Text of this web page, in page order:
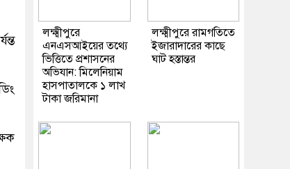
লক্ষ্মীপুরে
এনএসআইয়ের তথ্যে
ভিত্তিতে প্রশাসনের
অভিযান: মিলেনিয়াম
হাসপাতালকে ১ লাখ
টাকা জরিমানা
লক্ষ্মীপুরে রামগতিতে
ইজারাদারের কাছে
ঘাট হস্তান্তর